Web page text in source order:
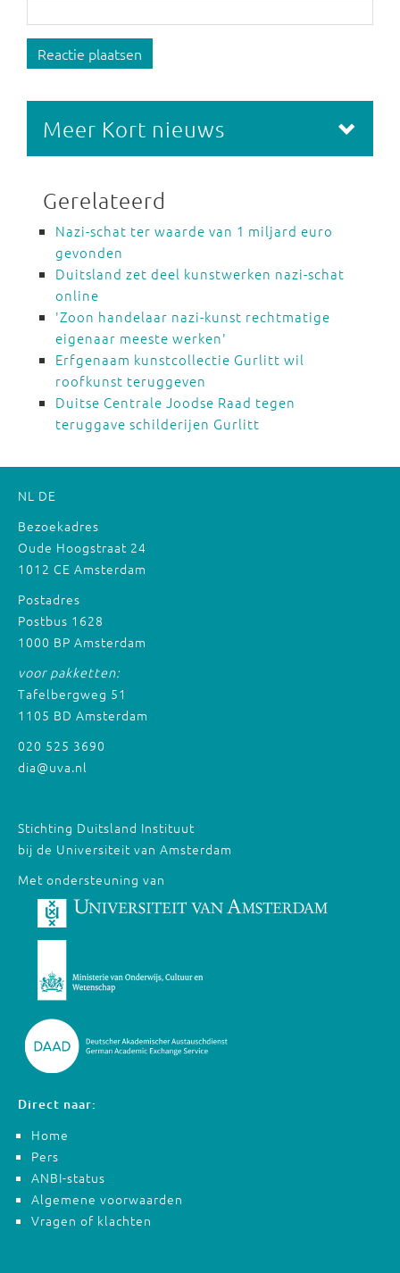
Reactie plaatsen
Meer Kort nieuws
Gerelateerd
Nazi-schat ter waarde van 1 miljard euro
gevonden
Duitsland zet deel kunstwerken nazi-schat
online
'Zoon handelaar nazi-kunst rechtmatige
eigenaar meeste werken'
Erfgenaam kunstcollectie Gurlitt wil
roofkunst teruggeven
Duitse Centrale Joodse Raad tegen
teruggave schilderijen Gurlitt
NL DE
Bezoekadres
Oude Hoogstraat 24
1012 CE Amsterdam
Postadres
Postbus 1628
1000 BP Amsterdam
voor pakketten:
Tafelbergweg 51
1105 BD Amsterdam
020 525 3690
dia@uva.nl
Stichting Duitsland Instituut
bij de Universiteit van Amsterdam
Met ondersteuning van
Direct naar:
Home
Pers
ANBI-status
Algemene voorwaarden
Vragen of klachten